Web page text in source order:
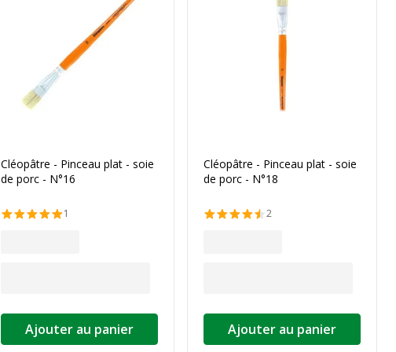
Cléopâtre - Pinceau plat - soie
de porc - N°16
1
Ajouter au panier
Cléopâtre - Pinceau plat - soie
de porc - N°18
2
Ajouter au panier